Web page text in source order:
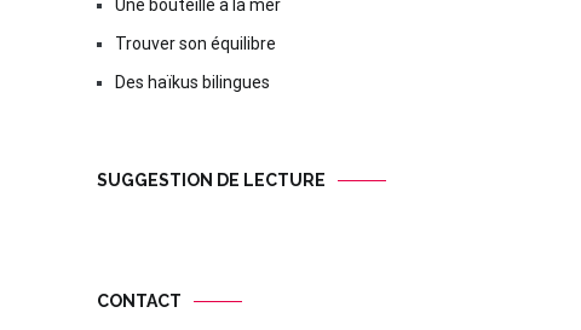
Une bouteille à la mer
Trouver son équilibre
Des haïkus bilingues
SUGGESTION DE LECTURE
CONTACT